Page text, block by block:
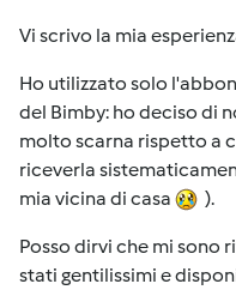
Vi scrivo la mia
Ho utilizzato solo
del Bimby: ho deciso di
molto scarna rispetto a
riceverla
mia vicina di casa
).
Posso dirvi che mi sono
stati gentilissimi e